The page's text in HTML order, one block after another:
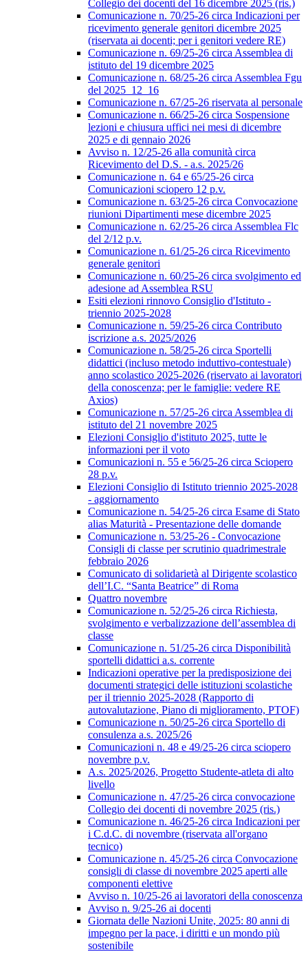
Collegio dei docenti del 16 dicembre 2025 (ris.)
Comunicazione n. 70/25-26 circa Indicazioni per
ricevimento generale genitori dicembre 2025
(riservata ai docenti; per i genitori vedere RE)
Comunicazione n. 69/25-26 circa Assemblea di
istituto del 19 dicembre 2025
Comunicazione n. 68/25-26 circa Assemblea Fgu
del 2025_12_16
Comunicazione n. 67/25-26 riservata al personale
Comunicazione n. 66/25-26 circa Sospensione
lezioni e chiusura uffici nei mesi di dicembre
2025 e di gennaio 2026
Avviso n. 12/25-26 alla comunità circa
Ricevimento del D.S. - a.s. 2025/26
Comunicazione n. 64 e 65/25-26 circa
Comunicazioni sciopero 12 p.v.
Comunicazione n. 63/25-26 circa Convocazione
riunioni Dipartimenti mese dicembre 2025
Comunicazione n. 62/25-26 circa Assemblea Flc
del 2/12 p.v.
Comunicazione n. 61/25-26 circa Ricevimento
generale genitori
Comunicazione n. 60/25-26 circa svolgimento ed
adesione ad Assemblea RSU
Esiti elezioni rinnovo Consiglio d'Istituto -
triennio 2025-2028
Comunicazione n. 59/25-26 circa Contributo
iscrizione a.s. 2025/2026
Comunicazione n. 58/25-26 circa Sportelli
didattici (incluso metodo induttivo-contestuale)
anno scolastico 2025-2026 (riservato ai lavoratori
della conoscenza; per le famiglie: vedere RE
Axios)
Comunicazione n. 57/25-26 circa Assemblea di
istituto del 21 novembre 2025
Elezioni Consiglio d'istituto 2025, tutte le
informazioni per il voto
Comunicazioni n. 55 e 56/25-26 circa Sciopero
28 p.v.
Elezioni Consiglio di Istituto triennio 2025-2028
- aggiornamento
Comunicazione n. 54/25-26 circa Esame di Stato
alias Maturità - Presentazione delle domande
Comunicazione n. 53/25-26 - Convocazione
Consigli di classe per scrutinio quadrimestrale
febbraio 2026
Comunicato di solidarietà al Dirigente scolastico
dell’I.C. “Santa Beatrice” di Roma
Quattro novembre
Comunicazione n. 52/25-26 circa Richiesta,
svolgimento e verbalizzazione dell’assemblea di
classe
Comunicazione n. 51/25-26 circa Disponibilità
sportelli didattici a.s. corrente
Indicazioni operative per la predisposizione dei
documenti strategici delle istituzioni scolastiche
per il triennio 2025-2028 (Rapporto di
autovalutazione, Piano di miglioramento, PTOF)
Comunicazione n. 50/25-26 circa Sportello di
consulenza a.s. 2025/26
Comunicazioni n. 48 e 49/25-26 circa sciopero
novembre p.v.
A.s. 2025/2026, Progetto Studente-atleta di alto
livello
Comunicazione n. 47/25-26 circa convocazione
Collegio dei docenti di novembre 2025 (ris.)
Comunicazione n. 46/25-26 circa Indicazioni per
i C.d.C. di novembre (riservata all'organo
tecnico)
Comunicazione n. 45/25-26 circa Convocazione
consigli di classe di novembre 2025 aperti alle
componenti elettive
Avviso n. 10/25-26 ai lavoratori della conoscenza
Avviso n. 9/25-26 ai docenti
Giornata delle Nazioni Unite, 2025: 80 anni di
impegno per la pace, i diritti e un mondo più
sostenibile